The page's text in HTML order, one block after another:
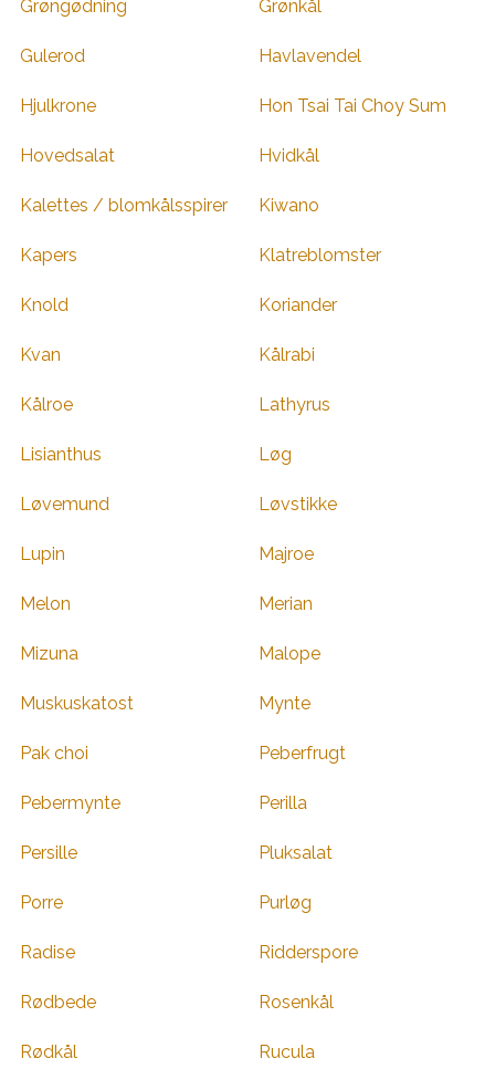
Grøngødning Grønkål
Gulerod Havlavendel
Hjulkrone Hon Tsai Tai Choy Sum
Hovedsalat Hvidkål
Kalettes / blomkålsspirer Kiwano
Kapers Klatreblomster
Knold Koriander
Kvan Kålrabi
Kålroe Lathyrus
Lisianthus Løg
Løvemund Løvstikke
Lupin Majroe
Melon Merian
Mizuna Malope
Muskuskatost Mynte
Pak choi Peberfrugt
Pebermynte Perilla
Persille Pluksalat
Porre Purløg
Radise Ridderspore
Rødbede Rosenkål
Rødkål Rucula